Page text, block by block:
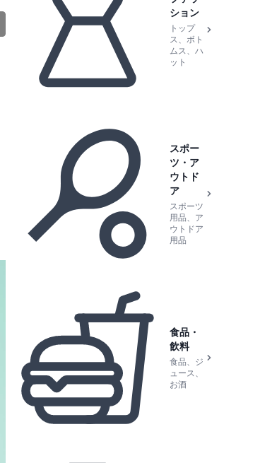
ション
トップ
ス、ボト
ムス、ハ
ット
スポー
ツ・ア
ウトド
ア
スポーツ
用品、ア
ウトドア
用品
食品・
飲料
食品、ジ
ュース、
お酒